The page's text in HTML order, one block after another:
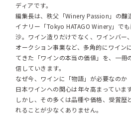
ディアです。
編集長は、秩父「Winery Passion」の醸
イナリー「Tokyo HATAGO Winery」で
沙。ワイン造りだけでなく、ワインバー
オークション事業など、多角的にワイン
てきた「ワインの本当の価値」を、一冊
信していきます。
なぜ今、ワインに「物語」が必要なのか
日本ワインへの関心は年々高まっています
しかし、その多くは品種や価格、受賞歴
れることが少なくありません。